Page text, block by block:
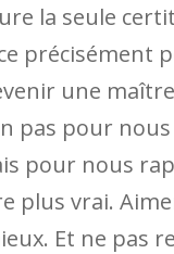
la seule
précisément
une
pas pour nous
pour nous
plus vrai.
Et ne pas